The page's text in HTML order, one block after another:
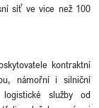
síť ve vice než 100
kontraktní
námořní i silniční
služby od